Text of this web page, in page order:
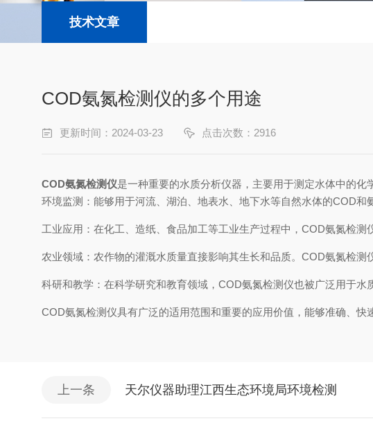
技术文章
COD氨氮检测仪的多个用途
更新时间：2024-03-23 点击次数：2916
COD氨氮检测仪是一种重要的水质分析仪器，主要用于测定水体中的
环境监测：能够用于河流、湖泊、地表水、地下水等自然水体的COD
工业应用：在化工、造纸、食品加工等工业生产过程中，COD氨氮检
农业领域：农作物的灌溉水质量直接影响其生长和品质。COD氨氮检
科研和教学：在科学研究和教育领域，COD氨氮检测仪也被广泛用于水
COD氨氮检测仪具有广泛的适用范围和重要的应用价值，能够准确、
上一条 天尔仪器助理江西生态环境局环境检测